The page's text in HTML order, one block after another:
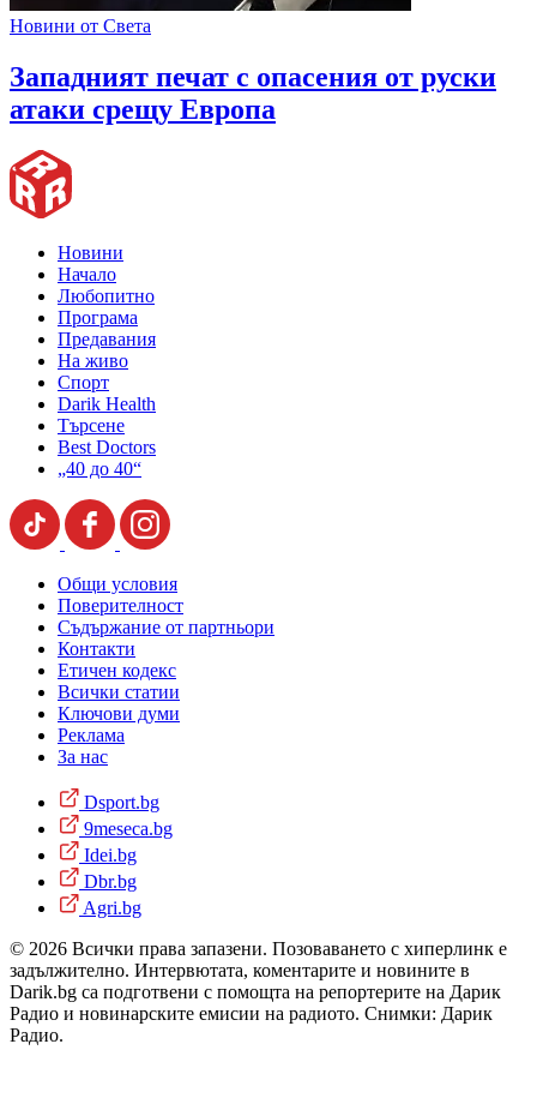
Новини от Света
Западният печат с опасения от руски
атаки срещу Европа
Новини
Начало
Любопитно
Програма
Предавания
На живо
Спорт
Darik Health
Търсене
Best Doctors
„40 до 40“
Общи условия
Поверителност
Съдържание от партньори
Контакти
Етичен кодекс
Всички статии
Ключови думи
Реклама
За нас
Dsport.bg
9meseca.bg
Idei.bg
Dbr.bg
Agri.bg
© 2026 Всички права запазени. Позоваването с хиперлинк е
задължително. Интервютата, коментарите и новините в
Darik.bg са подготвени с помощта на репортерите на Дарик
Радио и новинарските емисии на радиото. Снимки: Дарик
Радио.